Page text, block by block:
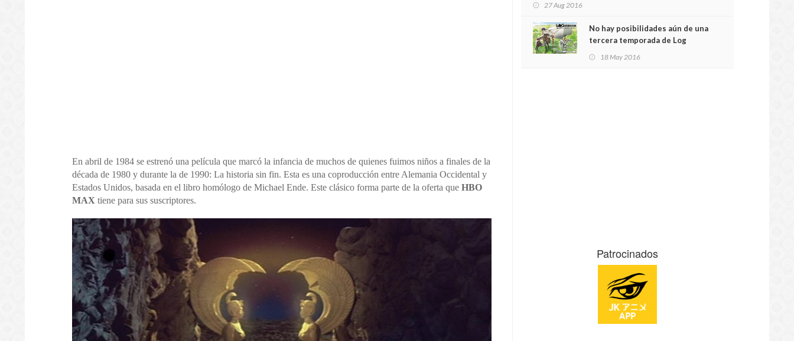
En abril de 1984 se estrenó una película que marcó la infancia de muchos de quienes fuimos niños a finales de la
década de 1980 y durante la de 1990: La historia sin fin. Esta es una coproducción entre Alemania Occidental y
Estados Unidos, basada en el libro homólogo de Michael Ende. Este clásico forma parte de la oferta que HBO
MAX tiene para sus suscriptores.
27 Aug 2016
No hay posibilidades aún de una
tercera temporada de Log
18 May 2016
Patrocinados